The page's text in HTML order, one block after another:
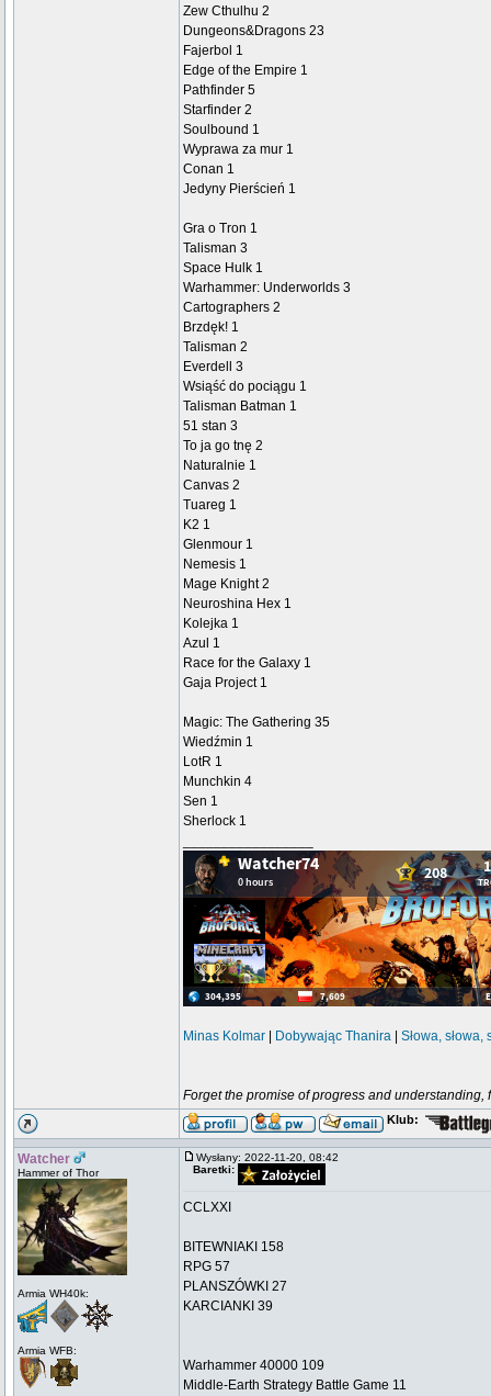
Zew Cthulhu 2
Dungeons&Dragons 23
Fajerbol 1
Edge of the Empire 1
Pathfinder 5
Starfinder 2
Soulbound 1
Wyprawa za mur 1
Conan 1
Jedyny Pierścień 1
Gra o Tron 1
Talisman 3
Space Hulk 1
Warhammer: Underworlds 3
Cartographers 2
Brzdęk! 1
Talisman 2
Everdell 3
Wsiąść do pociągu 1
Talisman Batman 1
51 stan 3
To ja go tnę 2
Naturalnie 1
Canvas 2
Tuareg 1
K2 1
Glenmour 1
Nemesis 1
Mage Knight 2
Neuroshina Hex 1
Kolejka 1
Azul 1
Race for the Galaxy 1
Gaja Project 1
Magic: The Gathering 35
Wiedźmin 1
LotR 1
Munchkin 4
Sen 1
Sherlock 1
Minas Kolmar Dobywając Thanira Słowa, słowa,
Forget the promise of progress and
Klub:
Watcher
Hammer of Thor
Armia WH40k:
Armia WFB:
Wysłany: 2022-11-20, 08:42
Baretki:
CCLXXI
BITEWNIAKI 158
RPG 57
PLANSZÓWKI 27
KARCIANKI 39
Warhammer 40000 109
Middle-Earth Strategy Battle Game 11